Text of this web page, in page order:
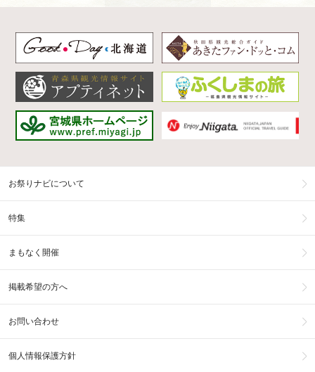
お祭りナビについて
特集
まもなく開催
掲載希望の方へ
お問い合わせ
個人情報保護方針